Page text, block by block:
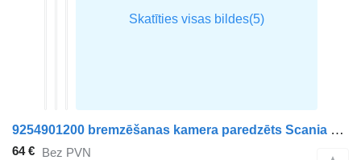
9254901200 bremzēšanas kamera paredzēts Scania vilcēja
64 € Bez PVN